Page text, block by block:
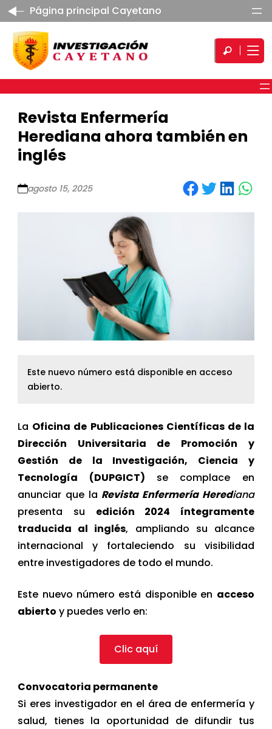
Página principal Cayetano
Revista Enfermería
Herediana ahora también en
inglés
agosto 15, 2025 Share on Facebook Share on Twitter Share on LinkedIn Share on WhatsApp
Este nuevo número está disponible en acceso
abierto.
La Oficina de Publicaciones Científicas de la
Dirección Universitaria de Promoción y
Gestión de la Investigación, Ciencia y
Tecnología (DUPGICT) se complace en
anunciar que la Revista Enfermería Herediana
presenta su edición 2024 íntegramente
traducida al inglés, ampliando su alcance
internacional y fortaleciendo su visibilidad
entre investigadores de todo el mundo.
Este nuevo número está disponible en acceso
abierto y puedes verlo en:
Clic aquí
Convocatoria permanente
Si eres investigador en el área de enfermería y
salud, tienes la oportunidad de difundir tus